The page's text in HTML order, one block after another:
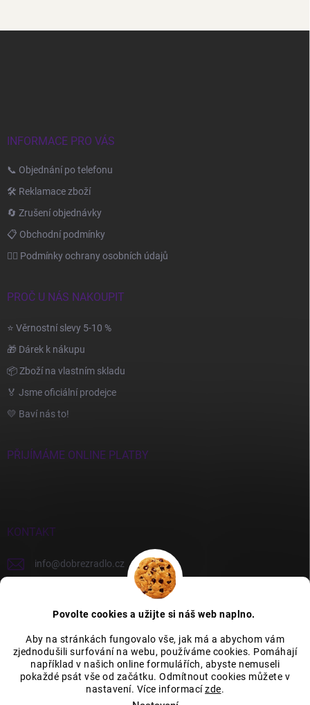
Povolte cookies a užijte si náš web naplno.
Aby na stránkách fungovalo vše, jak má a abychom vám
zjednodušili surfování na webu, používáme cookies. Pomáhají
například v našich online formulářích, abyste nemuseli
pokaždé psát vše od začátku. Odmítnout cookies můžete v
nastavení. Více informacízde.
INFORMACE PRO VÁS
📞 Objednání po telefonu
🛠️ Reklamace zboží
🔄 Zrušení objednávky
📋 Obchodní podmínky
🙆‍♂️ Podmínky ochrany osobních údajů
PROČ U NÁS NAKOUPIT
⭐ Věrnostní slevy 5-10 %
🎁 Dárek k nákupu
📦 Zboží na vlastním skladu
🏅 Jsme oficiální prodejce
💛 Baví nás to!
PŘIJÍMÁME ONLINE PLATBY
KONTAKT
info@dobrezradlo.cz
Category Icons by Freepik Category Icons by Icons8